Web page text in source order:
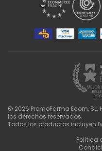
© 2026 PromoFarma Ecom, SL.
los derechos reservados.
Todos los productos incluyen
Política